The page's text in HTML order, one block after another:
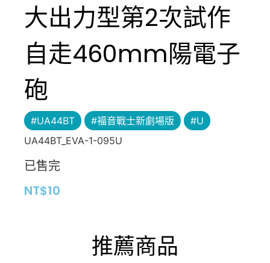
大出力型第2次試作
自走460mm陽電子
砲
#UA44BT #福音戰士新劇場版
#U
UA44BT_EVA-1-095U
已售完
NT$10
推薦商品